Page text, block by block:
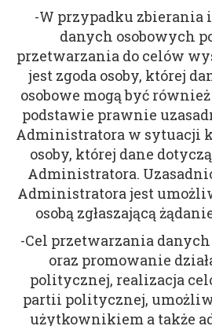
-W przypadku zbierania
danych osobowych
przetwarzania do celów
jest zgoda osoby, której
osobowe mogą być
podstawie prawnie
Administratora w sytuacji
osoby, której dane
Administratora.
Administratora jest
osobą zgłaszającą
-Cel przetwarzania
oraz promowanie
politycznej, realizacja
partii politycznej,
użytkownikiem a także